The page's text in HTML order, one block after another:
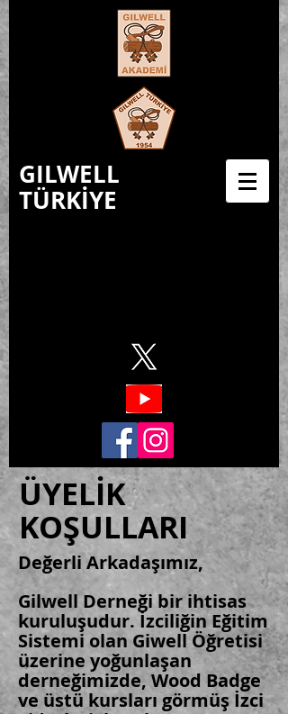
GILWELL
TÜRKİYE
ÜYELİK
KOŞULLARI
Değerli Arkadaşımız,
Gilwell Derneği bir ihtisas
kuruluşudur. İzciliğin Eğitim
Sistemi olan Giwell Öğretisi
üzerine yoğunlaşan
derneğimizde, Wood Badge
ve üstü kursları görmüş İzci